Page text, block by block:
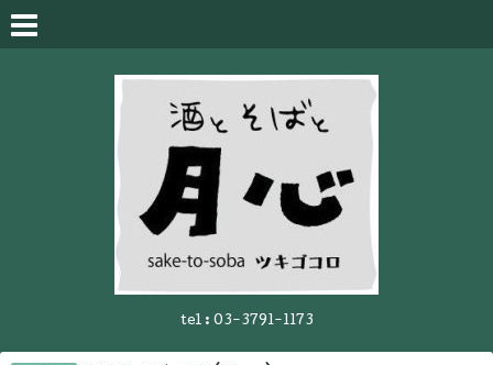
tel : 03-3791-1173